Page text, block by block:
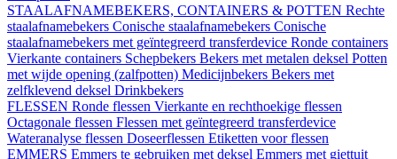
STAALAFNAMEBEKERS, CONTAINERS & POTTEN Rechte
staalafnamebekers Conische staalafnamebekers Conische
staalafnamebekers met geïntegreerd transferdevice Ronde containers
Vierkante containers Schepbekers Bekers met metalen deksel Potten
met wijde opening (zalfpotten) Medicijnbekers Bekers met
zelfklevend deksel Drinkbekers
FLESSEN Ronde flessen Vierkante en rechthoekige flessen
Octagonale flessen Flessen met geïntegreerd transferdevice
Wateranalyse flessen Doseerflessen Etiketten voor flessen
EMMERS Emmers te gebruiken met deksel Emmers met giettuit